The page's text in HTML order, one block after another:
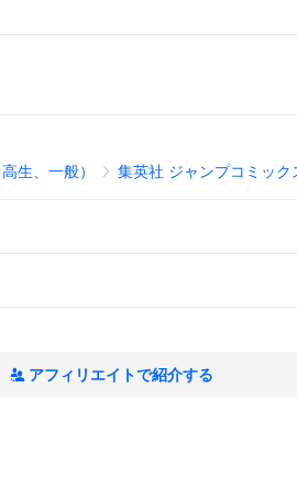
生、一般） 集英社 ジャンプコミック
アフィリエイトで紹介する